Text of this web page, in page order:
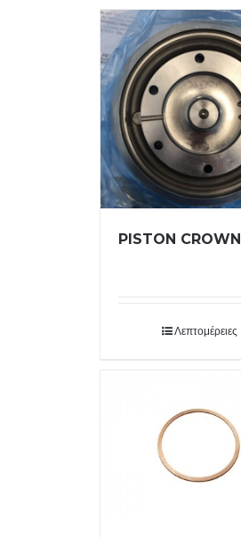
PISTON CROWN
Λεπτομέρειες